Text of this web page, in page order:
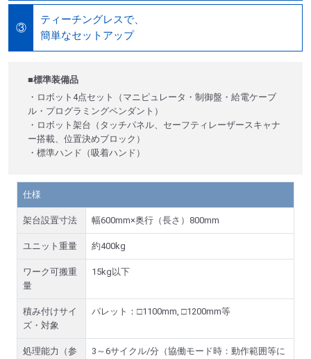
③
ティーチングレスで、
簡単なセットアップ
■標準装備品
・ロボット4点セット（マニピュレータ・制御盤・給電ケーブ
ル・プログラミングペンダント）
・ロボット架台（タッチパネル、セーフティレーザースキャナ
ー搭載、位置決めブロック）
・標準ハンド（吸着ハンド）
仕様
架台設置寸法 幅600mm×奥行（長さ）800mm
ユニット重量 約400kg
ワーク可搬重
量
15kg以下
積み付けサイ
ズ・対象
パレット：□1100mm, □1200mm等
処理能力（参
3～6サイクル/分（協働モード時：動作範囲等に